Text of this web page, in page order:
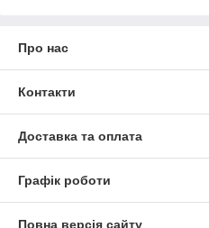
Про нас
Контакти
Доставка та оплата
Графік роботи
Повна версія сайту